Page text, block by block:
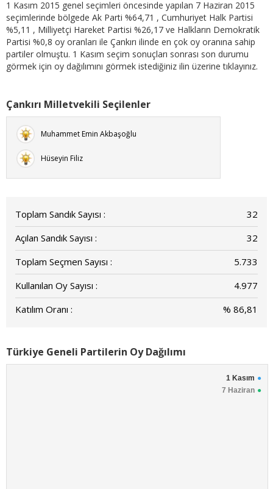
1 Kasım 2015 genel seçimleri öncesinde yapılan 7 Haziran 2015
seçimlerinde bölgede Ak Parti %64,71 , Cumhuriyet Halk Partisi
%5,11 , Milliyetçi Hareket Partisi %26,17 ve Halkların Demokratik
Partisi %0,8 oy oranları ile Çankırı ilinde en çok oy oranına sahip
partiler olmuştu. 1 Kasım seçim sonuçları sonrası son durumu
görmek için oy dağılımını görmek istediğiniz ilin üzerine tıklayınız.
Çankırı Milletvekili Seçilenler
Muhammet Emin Akbaşoğlu
Hüseyin Filiz
Toplam Sandık Sayısı :
32
Açılan Sandık Sayısı :
32
Toplam Seçmen Sayısı :
5.733
Kullanılan Oy Sayısı :
4.977
Katılım Oranı :
% 86,81
Türkiye Geneli Partilerin Oy Dağılımı
1 Kasım
7 Haziran